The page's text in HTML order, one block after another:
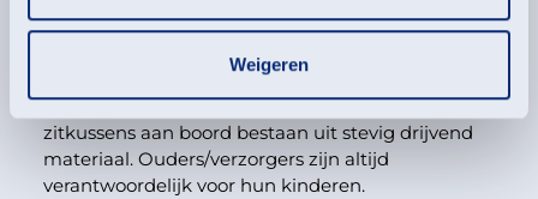
Weigeren
Neem je verrekijker mee en doe zo nodig warme,
wind- en waterdichte kleding aan.
Er zijn geen zwemvesten aan boord, maar alle
zitkussens aan boord bestaan uit stevig drijvend
materiaal. Ouders/verzorgers zijn altijd
verantwoordelijk voor hun kinderen.